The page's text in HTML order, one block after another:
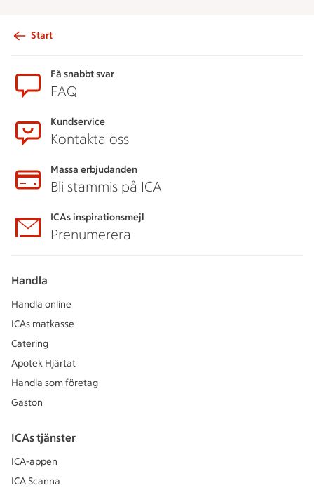
Start
Få snabbt svar
FAQ
Kundservice
Kontakta oss
Massa erbjudanden
Bli stammis på ICA
ICAs inspirationsmejl
Prenumerera
Handla
Handla online
ICAs matkasse
Catering
Apotek Hjärtat
Handla som företag
Gaston
ICAs tjänster
ICA-appen
ICA Scanna